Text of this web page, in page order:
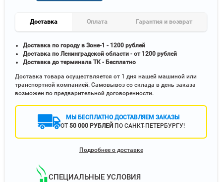
Доставка Оплата Гарантия и возврат
Доставка по городу в Зоне-1 - 1200 рублей
Доставка по Ленинградской области - от 1200 рублей
Доставка до терминала ТК - Бесплатно
Доставка товара осуществляется от 1 дня нашей машиной или
транспортной компанией. Самовывоз со склада в день заказа
возможен по предварительной договоренности.
МЫ БЕСПЛАТНО ДОСТАВЛЯЕМ ЗАКАЗЫ
ОТ 50 000 РУБЛЕЙ ПО САНКТ-ПЕТЕРБУРГУ!
Подробнее о доставке
СПЕЦИАЛЬНЫЕ УСЛОВИЯ